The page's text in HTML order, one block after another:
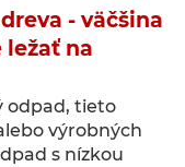
- väčšina
ležať na
odpad, tieto
výrobných
s nízkou